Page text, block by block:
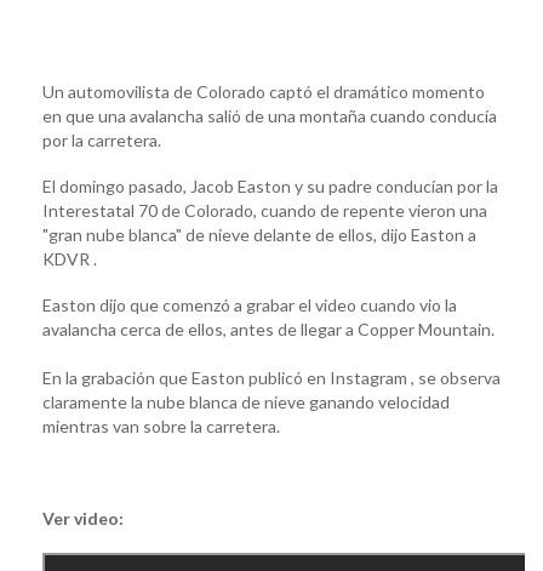
Un automovilista de Colorado captó el dramático momento
en que una avalancha salió de una montaña cuando conducía
por la carretera.
El domingo pasado, Jacob Easton y su padre conducían por la
Interestatal 70 de Colorado, cuando de repente vieron una
"gran nube blanca" de nieve delante de ellos, dijo Easton a
KDVR .
Easton dijo que comenzó a grabar el video cuando vio la
avalancha cerca de ellos, antes de llegar a Copper Mountain.
En la grabación que Easton publicó en Instagram , se observa
claramente la nube blanca de nieve ganando velocidad
mientras van sobre la carretera.
Ver video: